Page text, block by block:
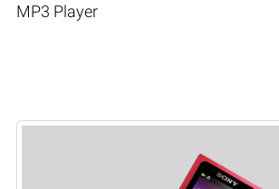
MP3 Player